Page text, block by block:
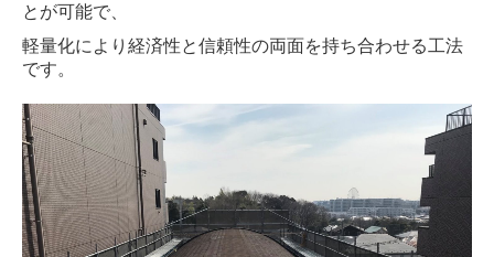
とが可能で、
軽量化により経済性と信頼性の両面を持ち合わせる工法
です。